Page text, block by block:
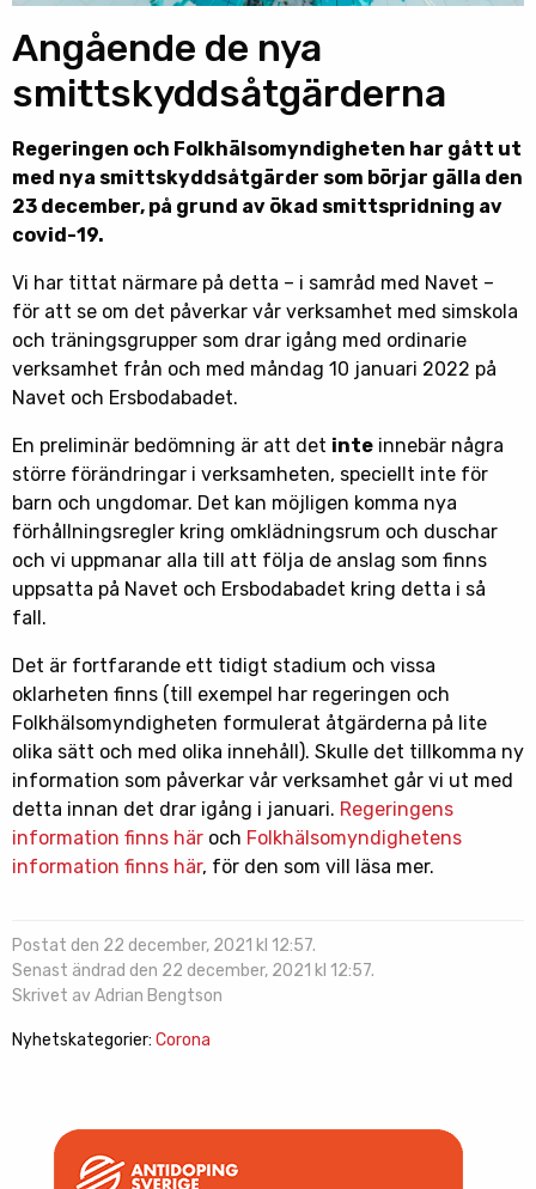
Angående de nya
smittskyddsåtgärderna
Regeringen och Folkhälsomyndigheten har gått ut
med nya smittskyddsåtgärder som börjar gälla den
23 december, på grund av ökad smittspridning av
covid-19.
Vi har tittat närmare på detta – i samråd med Navet –
för att se om det påverkar vår verksamhet med simskola
och träningsgrupper som drar igång med ordinarie
verksamhet från och med måndag 10 januari 2022 på
Navet och Ersbodabadet.
En preliminär bedömning är att det inte innebär några
större förändringar i verksamheten, speciellt inte för
barn och ungdomar. Det kan möjligen komma nya
förhållningsregler kring omklädningsrum och duschar
och vi uppmanar alla till att följa de anslag som finns
uppsatta på Navet och Ersbodabadet kring detta i så
fall.
Det är fortfarande ett tidigt stadium och vissa
oklarheten finns (till exempel har regeringen och
Folkhälsomyndigheten formulerat åtgärderna på lite
olika sätt och med olika innehåll). Skulle det tillkomma ny
information som påverkar vår verksamhet går vi ut med
detta innan det drar igång i januari. Regeringens
information finns här och Folkhälsomyndighetens
information finns här, för den som vill läsa mer.
Postat den 22 december, 2021 kl 12:57.
Senast ändrad den 22 december, 2021 kl 12:57.
Skrivet av Adrian Bengtson
Nyhetskategorier: Corona